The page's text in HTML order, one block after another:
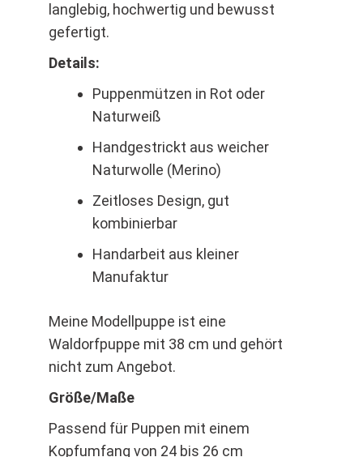
langlebig, hochwertig und bewusst
gefertigt.
Details:
Puppenmützen in Rot oder
Naturweiß
Handgestrickt aus weicher
Naturwolle (Merino)
Zeitloses Design, gut
kombinierbar
Handarbeit aus kleiner
Manufaktur
Meine Modellpuppe ist eine
Waldorfpuppe mit 38 cm und gehört
nicht zum Angebot.
Größe/Maße
Passend für Puppen mit einem
Kopfumfang von 24 bis 26 cm